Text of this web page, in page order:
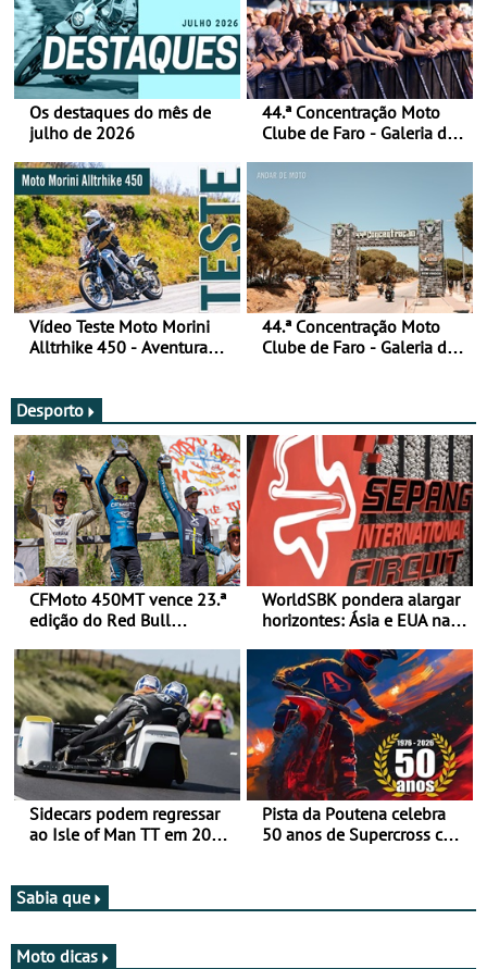
Os destaques do mês de
julho de 2026
44.ª Concentração Moto
Clube de Faro - Galeria de
Vídeo Teste Moto Morini
Alltrhike 450 - Aventura
44.ª Concentração Moto
Clube de Faro - Galeria de
Desporto
CFMoto 450MT vence 23.ª
edição do Red Bull
Categorias Adventure -
Vitória na Ultimate, Core e
Lite
WorldSBK pondera alargar
horizontes: Ásia e EUA na
Sidecars podem regressar
ao Isle of Man TT em 2027
Pista da Poutena celebra
50 anos de Supercross com
Sabia que
Moto dicas